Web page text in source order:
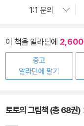
이 책을 알라딘에 2,600
중고
알라딘에 팔기
토토의 그림책 (총 68권)